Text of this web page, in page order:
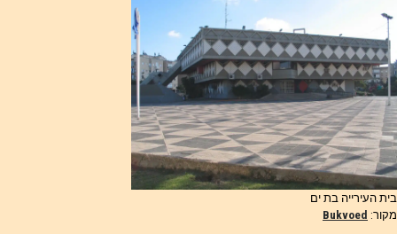
בית העירייה בת ים
מקור: Bukvoed